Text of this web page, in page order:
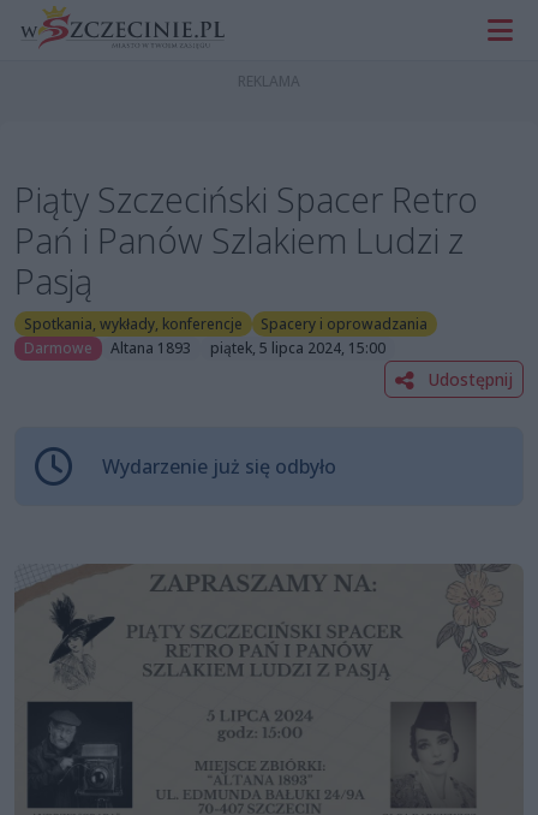
Piąty Szczeciński Spacer Retro
Pań i Panów Szlakiem Ludzi z
Pasją
Spotkania, wykłady, konferencje
Spacery i oprowadzania
Darmowe
Altana 1893 piątek, 5 lipca 2024, 15:00
Udostępnij
Wydarzenie już się odbyło